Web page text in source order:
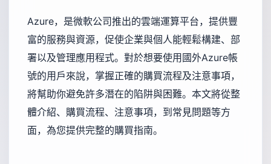
Azure，是微軟公司推出的雲端運算平台，提供豐
富的服務與資源，促使企業與個人能輕鬆構建、部
署以及管理應用程式。對於想要使用國外Azure帳
號的用戶來說，掌握正確的購買流程及注意事項，
將幫助你避免許多潛在的陷阱與困難。本文將從整
體介紹、購買流程、注意事項，到常見問題等方
面，為您提供完整的購買指南。